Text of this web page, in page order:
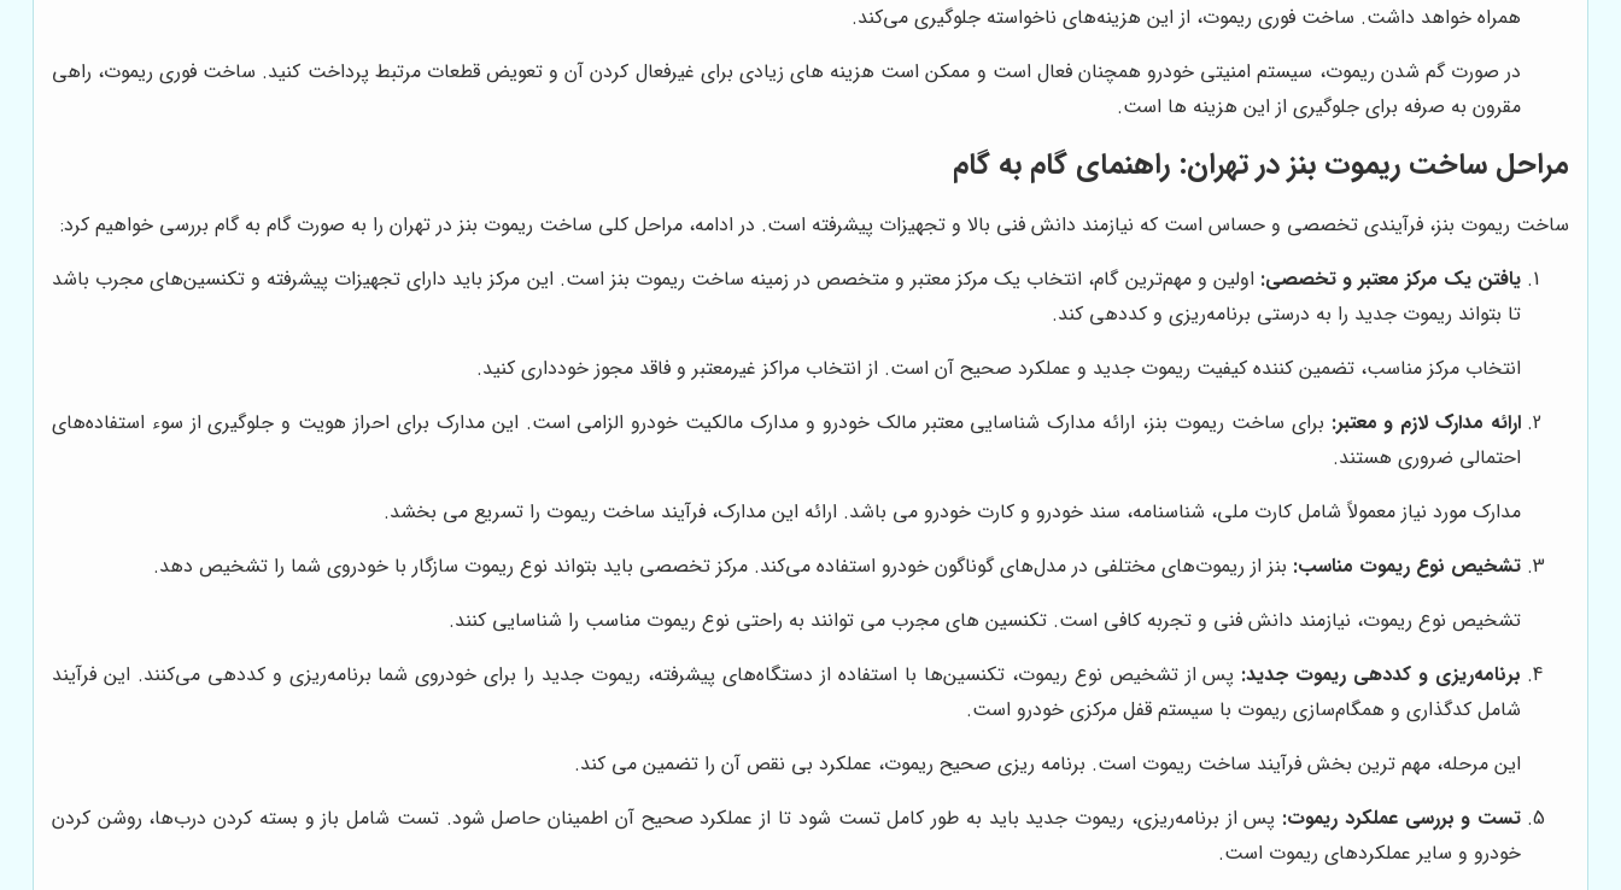
همراه خواهد داشت. ساخت فوری ریموت، از این هزینه‌های ناخواسته جلوگیری می‌کند.
در صورت گم شدن ریموت، سیستم امنیتی خودرو همچنان فعال است و ممکن است هزینه های زیادی برای غیرفعال کردن آن و تعویض قطعات مرتبط پرداخت کنید. ساخت فوری ریموت، راهی
مقرون به صرفه برای جلوگیری از این هزینه ها است.
مراحل ساخت ریموت بنز در تهران: راهنمای گام به گام
ساخت ریموت بنز، فرآیندی تخصصی و حساس است که نیازمند دانش فنی بالا و تجهیزات پیشرفته است. در ادامه، مراحل کلی ساخت ریموت بنز در تهران را به صورت گام به گام بررسی خواهیم کرد:
یافتن یک مرکز معتبر و تخصصی: اولین و مهم‌ترین گام، انتخاب یک مرکز معتبر و متخصص در زمینه ساخت ریموت بنز است. این مرکز باید دارای تجهیزات پیشرفته و تکنسین‌های مجرب باشد
تا بتواند ریموت جدید را به درستی برنامه‌ریزی و کددهی کند.
انتخاب مرکز مناسب، تضمین کننده کیفیت ریموت جدید و عملکرد صحیح آن است. از انتخاب مراکز غیرمعتبر و فاقد مجوز خودداری کنید.
ارائه مدارک لازم و معتبر: برای ساخت ریموت بنز، ارائه مدارک شناسایی معتبر مالک خودرو و مدارک مالکیت خودرو الزامی است. این مدارک برای احراز هویت و جلوگیری از سوء استفاده‌های
احتمالی ضروری هستند.
مدارک مورد نیاز معمولاً شامل کارت ملی، شناسنامه، سند خودرو و کارت خودرو می باشد. ارائه این مدارک، فرآیند ساخت ریموت را تسریع می بخشد.
تشخیص نوع ریموت مناسب: بنز از ریموت‌های مختلفی در مدل‌های گوناگون خودرو استفاده می‌کند. مرکز تخصصی باید بتواند نوع ریموت سازگار با خودروی شما را تشخیص دهد.
تشخیص نوع ریموت، نیازمند دانش فنی و تجربه کافی است. تکنسین های مجرب می توانند به راحتی نوع ریموت مناسب را شناسایی کنند.
برنامه‌ریزی و کددهی ریموت جدید: پس از تشخیص نوع ریموت، تکنسین‌ها با استفاده از دستگاه‌های پیشرفته، ریموت جدید را برای خودروی شما برنامه‌ریزی و کددهی می‌کنند. این فرآیند
شامل کدگذاری و همگام‌سازی ریموت با سیستم قفل مرکزی خودرو است.
این مرحله، مهم ترین بخش فرآیند ساخت ریموت است. برنامه ریزی صحیح ریموت، عملکرد بی نقص آن را تضمین می کند.
تست و بررسی عملکرد ریموت: پس از برنامه‌ریزی، ریموت جدید باید به طور کامل تست شود تا از عملکرد صحیح آن اطمینان حاصل شود. تست شامل باز و بسته کردن درب‌ها، روشن کردن
خودرو و سایر عملکردهای ریموت است.